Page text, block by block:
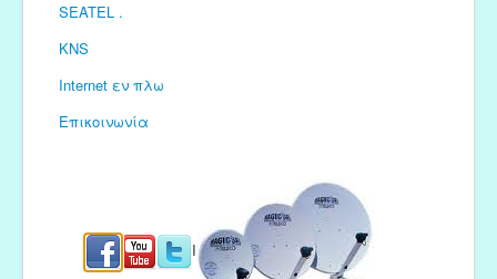
SEATEL .
KNS
Internet εν πλω
Επικοινωνία
I